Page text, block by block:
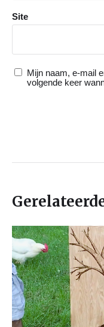
Site
Mijn naam, e-mail
volgende keer